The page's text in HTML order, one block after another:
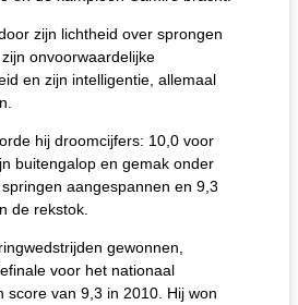
zijn lichtheid over sprongen
onvoorwaardelijke
en zijn intelligentie, allemaal
hij droomcijfers: 10,0 voor
buitengalop en gemak onder
aangespannen en 9,3
de rekstok.
gewonnen,
voor het nationaal
score van 9,3 in 2010. Hij won